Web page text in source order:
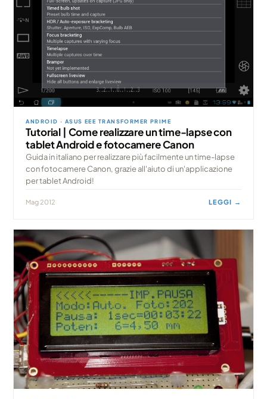
ANDROID · ASUS EEE TRANSFORMER PRIME
Tutorial | Come realizzare un time-lapse con
tablet Android e fotocamere Canon
Guida in italiano per realizzare più facilmente un time-lapse
con fotocamere Canon, grazie all'aiuto di un'applicazione
per tablet Android!
Mag 2012 LEGGI →